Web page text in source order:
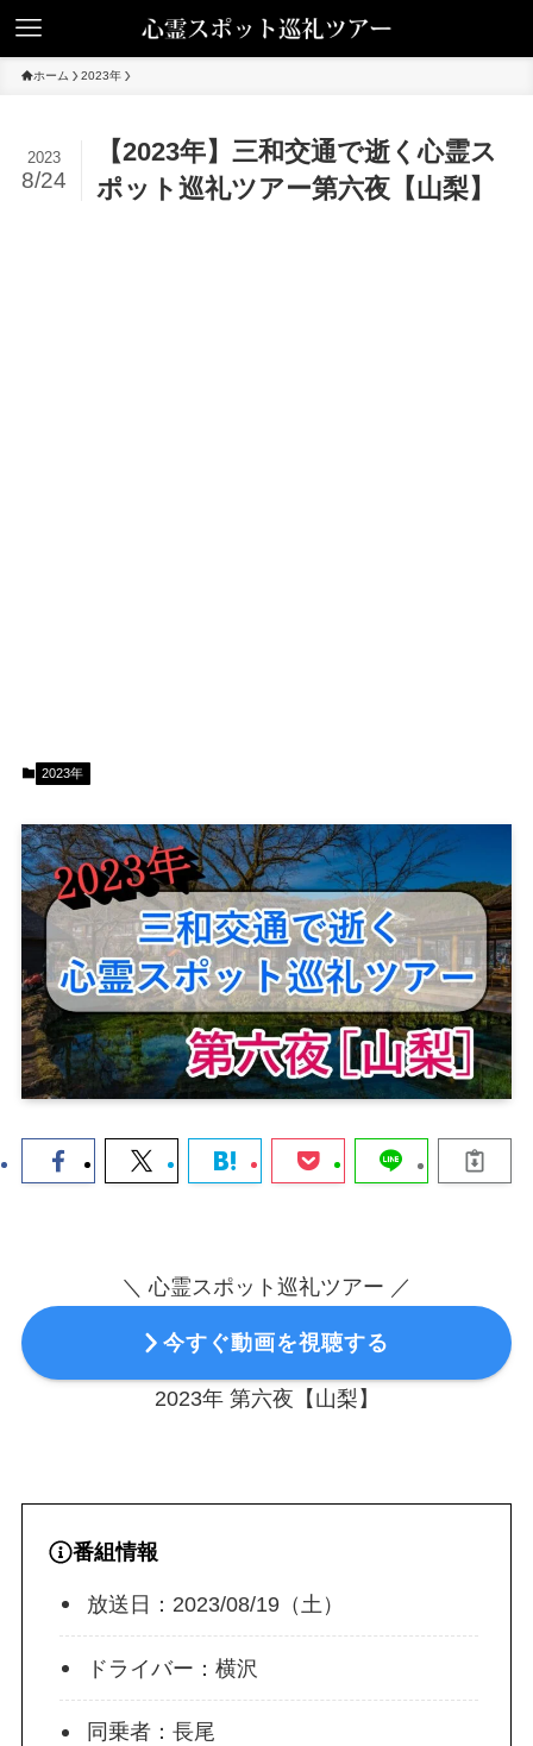
ホーム 2023年
【2023年】三和交通で逝く心霊ス
ポット巡礼ツアー第六夜【山梨】
2023
8/24
2023年
＼ 心霊スポット巡礼ツアー ／
今すぐ動画を視聴する
2023年 第六夜【山梨】
番組情報
放送日：2023/08/19（土）
ドライバー：横沢
同乗者：長尾